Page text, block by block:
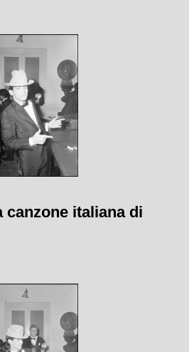
canzone italiana di